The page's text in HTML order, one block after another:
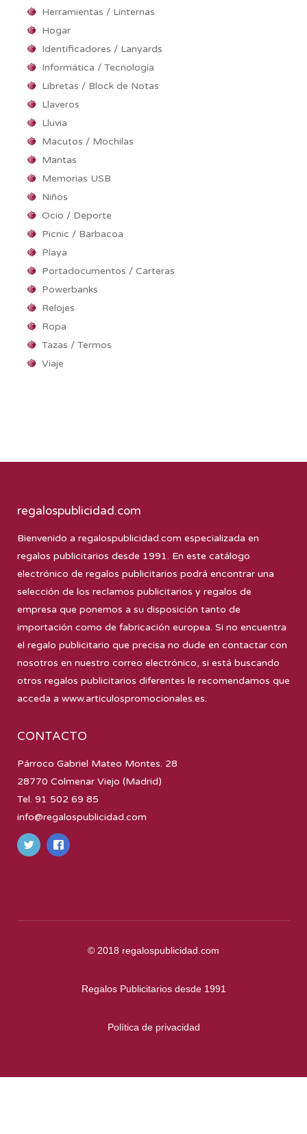
Herramientas / Linternas
Hogar
Identificadores / Lanyards
Informática / Tecnología
Libretas / Block de Notas
Llaveros
Lluvia
Macutos / Mochilas
Mantas
Memorias USB
Niños
Ocio / Deporte
Picnic / Barbacoa
Playa
Portadocumentos / Carteras
Powerbanks
Relojes
Ropa
Tazas / Termos
Viaje
regalospublicidad.com
Bienvenido a regalospublicidad.com especializada en
regalos publicitarios desde 1991. En este catálogo
electrónico de regalos publicitarios podrá encontrar una
selección de los reclamos publicitarios y regalos de
empresa que ponemos a su disposición tanto de
importación como de fabricación europea. Si no encuentra
el regalo publicitario que precisa no dude en contactar con
nosotros en nuestro correo electrónico, si está buscando
otros regalos publicitarios diferentes le recomendamos que
acceda a www.articulospromocionales.es.
CONTACTO
Párroco Gabriel Mateo Montes. 28
28770 Colmenar Viejo (Madrid)
Tel. 91 502 69 85
info@regalospublicidad.com
© 2018 regalospublicidad.com
Regalos Publicitarios desde 1991
Política de privacidad